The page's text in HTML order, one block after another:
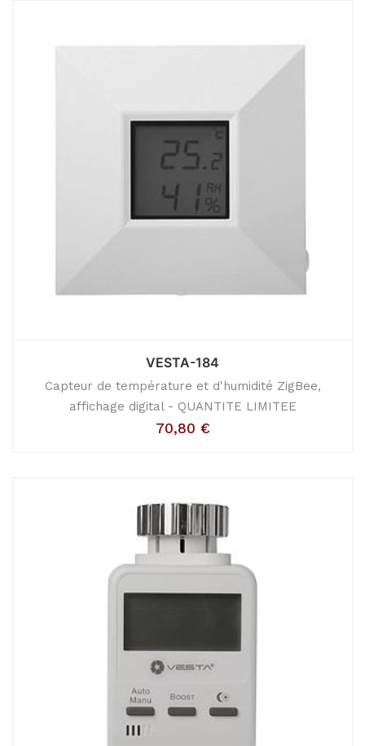
VESTA-184
Capteur de température et d'humidité ZigBee,
affichage digital - QUANTITE LIMITEE
70,80 €